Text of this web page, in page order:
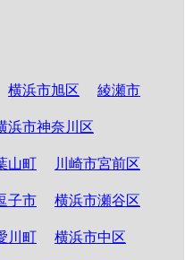
横浜市旭区 綾瀬市
浜市神奈川区
山町 川崎市宮前区
子市 横浜市瀬谷区
川町 横浜市中区